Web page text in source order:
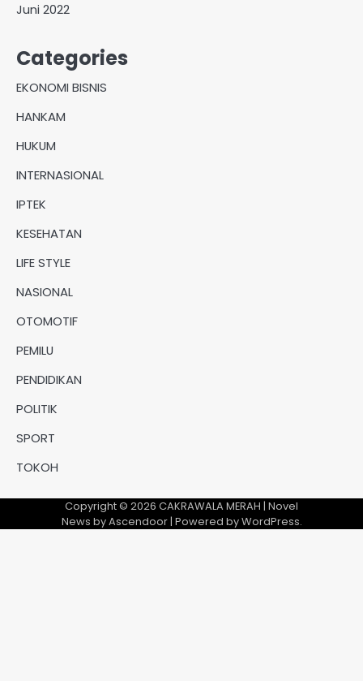
Juni 2022
Categories
EKONOMI BISNIS
HANKAM
HUKUM
INTERNASIONAL
IPTEK
KESEHATAN
LIFE STYLE
NASIONAL
OTOMOTIF
PEMILU
PENDIDIKAN
POLITIK
SPORT
TOKOH
Copyright © 2026 CAKRAWALA MERAH | Novel
News byAscendoor| Powered byWordPress.